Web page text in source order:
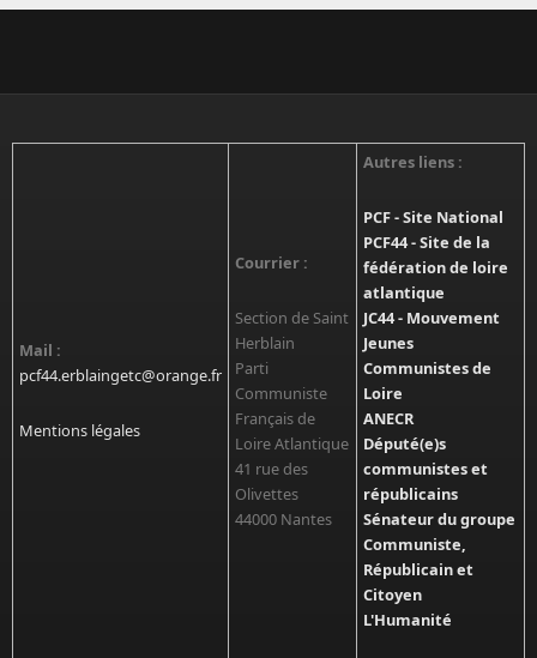
Mail :
pcf44.erblaingetc@orange.fr
Mentions légales
Courrier :
Section de Saint
Herblain
Parti
Communiste
Français de
Loire Atlantique
41 rue des
Olivettes
44000 Nantes
Autres liens :
PCF - Site National
PCF44 - Site de la
fédération de loire
atlantique
JC44 - Mouvement
Jeunes
Communistes de
Loire
ANECR
Député(e)s
communistes et
républicains
Sénateur du groupe
Communiste,
Républicain et
Citoyen
L'Humanité